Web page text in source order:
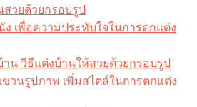
สวยด้วยกรอบรูป
เพื่อความประทับใจในการตกแต่ง
น วิธีแต่งบ้านให้สวยด้วยกรอบรูป
วนรูปภาพ เพิ่มสไตล์ในการตกแต่ง